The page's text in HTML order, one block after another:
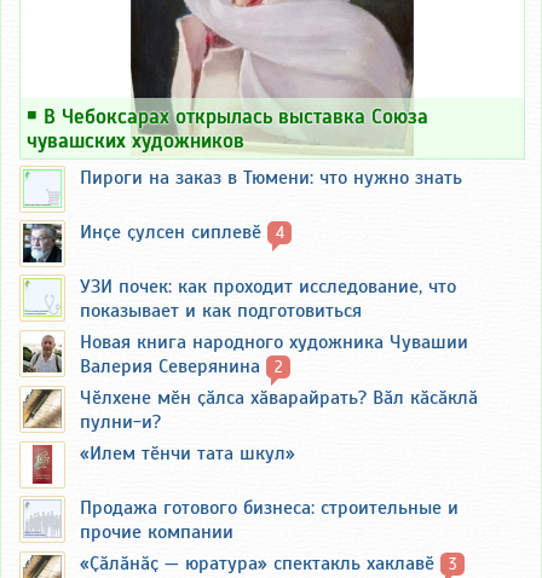
￭ В Чебоксарах открылась выставка Союза
чувашских художников
Пироги на заказ в Тюмени: что нужно знать
Инҫе ҫулсен сиплевӗ 4
УЗИ почек: как проходит исследование, что
показывает и как подготовиться
Новая книга народного художника Чувашии
Валерия Северянина
2
Чӗлхене мӗн ҫӑлса хӑварайрать? Вӑл кӑсӑклӑ
пулни-и?
«Илем тӗнчи тата шкул»
Продажа готового бизнеса: строительные и
прочие компании
«Ҫӑлӑнӑҫ — юратура» спектакль хаклавӗ
3